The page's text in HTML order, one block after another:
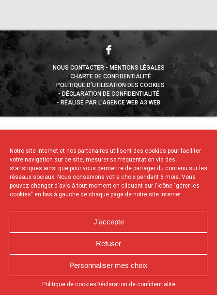
Notre site internet et nos partenaires utilisent des cookies pour faciliter
votre navigation sur ce site, mesurer sa fréquentation via des
statistiques ainsi que pour vous permettre de partager du contenu sur les
réseaux sociaux. Nous conservons votre choix pendant 6 mois. Vous
pouvez changer d'avis à tout moment en cliquant sur l'icône "gérer les
cookies" en bas à gauche de chaque page de notre site internet.
J'accepte
Refuser
Personnaliser mes choix
Politique de cookies Déclaration de confidentialité
Appuyez sur le bouton partager en bas de votre
NOUS CONTACTER
MENTIONS LÉGALES
CHARTE DE CONFIDENTIALITÉ
POLITIQUE D’UTILISATION DES COOKIES
DÉCLARATION DE CONFIDENTIALITÉ
RÉALISÉ PAR L’AGENCE WEB A3 WEB